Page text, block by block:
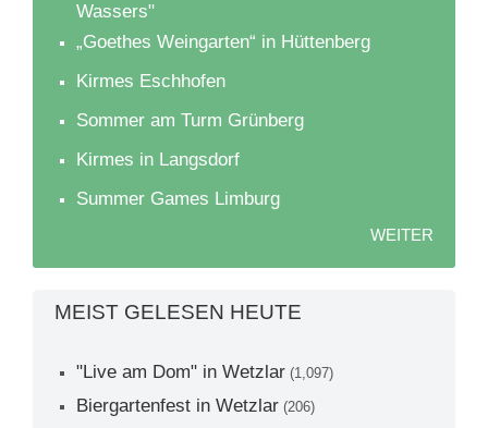
Wassers"
„Goethes Weingarten“ in Hüttenberg
Kirmes Eschhofen
Sommer am Turm Grünberg
Kirmes in Langsdorf
Summer Games Limburg
WEITER
MEIST GELESEN HEUTE
"Live am Dom" in Wetzlar (1,097)
Biergartenfest in Wetzlar (206)